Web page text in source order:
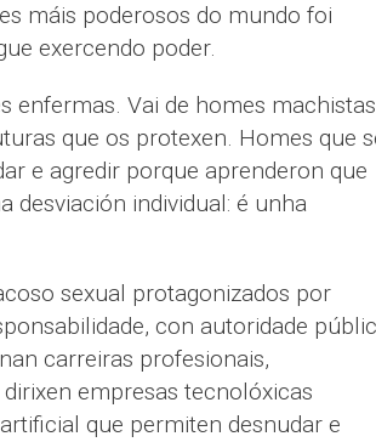
máis poderosos do mundo foi
exercendo poder.
enfermas. Vai de homes machistas
que os protexen. Homes que
e agredir porque aprenderon que
desviación individual: é unha
sexual protagonizados por
con autoridade
carreiras profesionais,
empresas tecnolóxicas
que permiten desnudar e